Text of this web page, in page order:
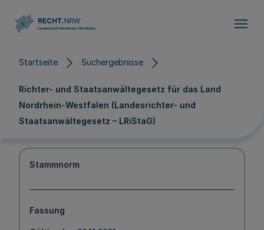
Startseite Suchergebnisse
Richter- und Staatsanwältegesetz für das Land
Nordrhein-Westfalen (Landesrichter- und
Staatsanwältegesetz – LRiStaG)
Stammnorm
Fassung